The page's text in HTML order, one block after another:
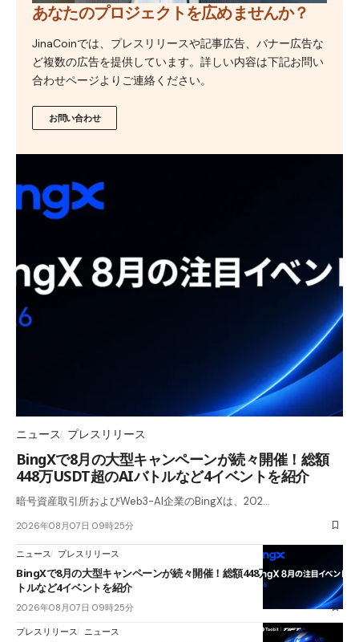
あなたのプロジェクトを広めませんか？
JinaCoinでは、プレスリリースや記事広告、バナー広告な
ど複数の広告を提供しています。詳しい内容は下記お問い
合わせページよりご連絡ください。
お問い合わせ
ニュース プレスリリース
BingXで8月の大型キャンペーンが続々開催！総額
448万USDT超のAIバトルなど4イベントを紹介
暗号資産取引所およびWeb3-AI企業のBingXは、202…
2026年08月07日 09時25分
ニュース プレスリリース
BingXで8月の大型キャンペーンが続々開催！総額448万USDT超のAIバ
トルなど4イベントを紹介
2026年08月07日 09時25分
プレスリリース ニュース